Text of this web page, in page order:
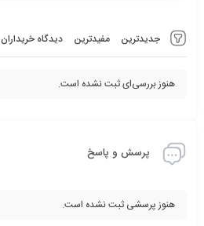
جدیدترین مفیدترین دیدگاه خریداران
هنوز بررسی‌ای ثبت نشده است.
پرسش و پاسخ
هنوز پرسشی ثبت نشده است.